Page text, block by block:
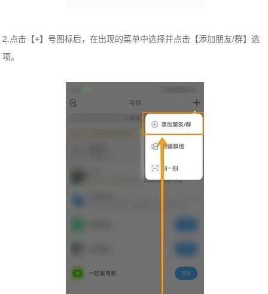
2.点击【+】号图标后，在出现的菜单中选择并点击【添加朋友/群】选
项。